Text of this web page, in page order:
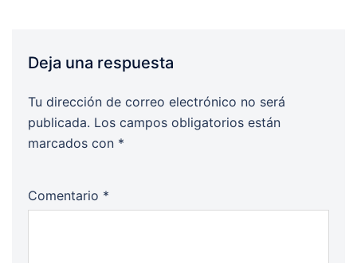
Deja una respuesta
Tu dirección de correo electrónico no será
publicada. Los campos obligatorios están
marcados con *
Comentario *